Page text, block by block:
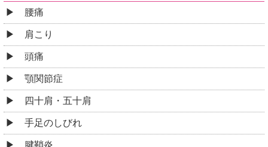
腰痛
肩こり
頭痛
顎関節症
四十肩・五十肩
手足のしびれ
腱鞘炎